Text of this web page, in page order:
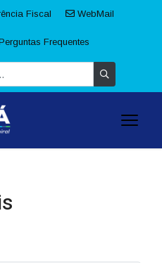
Fiscal WebMail
Frequentes